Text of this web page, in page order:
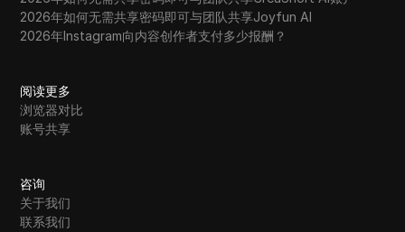
2026年如何无需共享密码即可与团队共享Joyfun AI
2026年Instagram向内容创作者支付多少报酬？
阅读更多
浏览器对比
账号共享
咨询
关于我们
联系我们